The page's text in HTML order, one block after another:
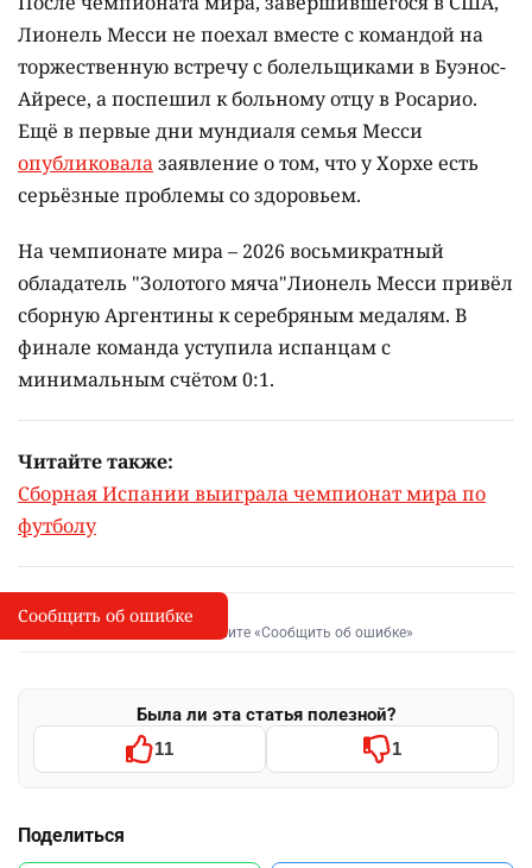
Лионель Месси не поехал вместе с командой на
торжественную встречу с болельщиками в Буэнос-
Айресе, а поспешил к больному отцу в Росарио.
Ещё в первые дни мундиаля семья Месси
опубликовалазаявление о том, что у Хорхе есть
серьёзные проблемы со здоровьем.
На чемпионате мира – 2026 восьмикратный
обладатель "Золотого мяча"Лионель Месси привёл
сборную Аргентины к серебряным медалям. В
финале команда уступила испанцам с
минимальным счётом 0:1.
Читайте также:
Сборная Испании выиграла чемпионат мира по
футболу
I
Сообщить об опечатке
Выделите фрагмент и нажмите «Сообщить об ошибке»
Была ли эта статья полезной?
11 1
Поделиться
Сообщить об ошибке